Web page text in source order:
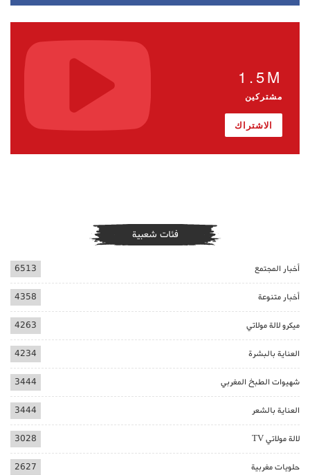
1.5M
مشتركين
الاشتراك
فئات شعبية
أخبار المجتمع 6513
أخبار متنوعة 4358
ميكرو لالة مولاتي 4263
العناية بالبشرة 4234
شهيوات الطبخ المغربي 3444
العناية بالشعر 3444
لالة مولاتي TV 3028
حلويات مغربية 2627